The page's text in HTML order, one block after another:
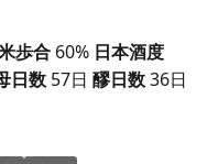
歩合 60% 日本酒度
日数 57日 醪日数36日